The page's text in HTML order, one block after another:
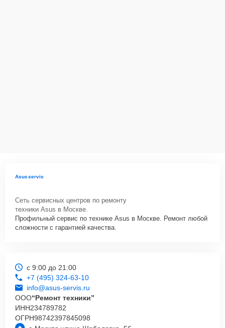
Asusservis
Сеть сервисных центров по ремонту
техники Asus в Москве.
Профильный сервис по технике Asus в Москве. Ремонт любой
сложности с гарантией качества.
с 9:00 до 21:00
+7 (495) 324-63-10
info@asus-servis.ru
ООО“Ремонт техники”
ИНН234789782
ОГРН98742397845098